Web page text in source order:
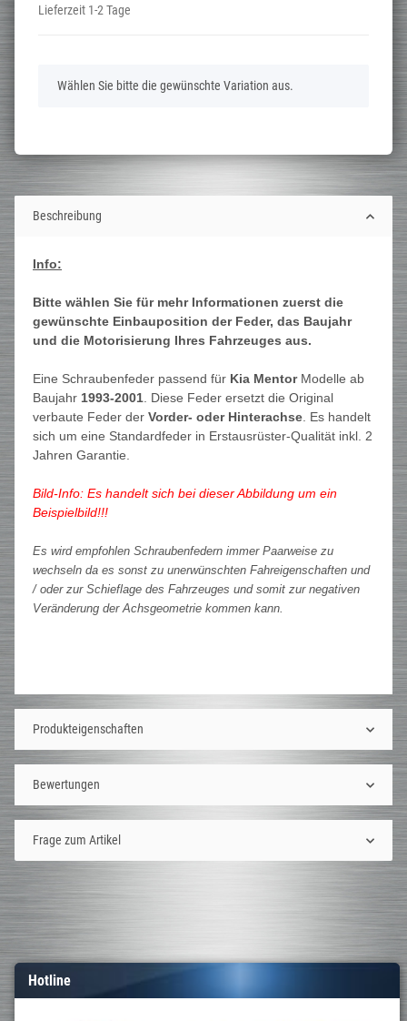
Lieferzeit 1-2 Tage
x
Wählen Sie bitte die gewünschte Variation aus.
Beschreibung
Info:
Bitte wählen Sie für mehr Informationen zuerst die
gewünschte Einbauposition der Feder, das Baujahr
und die Motorisierung Ihres Fahrzeuges aus.
Eine Schraubenfeder passend für Kia Mentor Modelle ab
Baujahr 1993-2001 . Diese Feder ersetzt die Original
verbaute Feder der Vorder- oder Hinterachse . Es handelt
sich um eine Standardfeder in Erstausrüster-Qualität inkl. 2
Jahren Garantie.
Bild-Info: Es handelt sich bei dieser Abbildung um ein
Beispielbild!!!
Es wird empfohlen Schraubenfedern immer Paarweise zu
wechseln da es sonst zu unerwünschten Fahreigenschaften und
/ oder zur Schieflage des Fahrzeuges und somit zur negativen
Veränderung der Achsgeometrie kommen kann.
Produkteigenschaften
Bewertungen
Frage zum Artikel
Hotline